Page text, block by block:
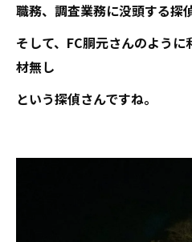
職務、調査業務に没頭する探
そして、FC胴元さんのよう
材無し
という探偵さんですね。